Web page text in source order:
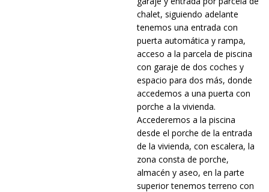
chalet, siguiendo adelante
tenemos una entrada con
puerta automática y rampa,
acceso a la parcela de piscina
con garaje de dos coches y
espacio para dos más, donde
accedemos a una puerta con
porche a la vivienda.
Accederemos a la piscina
desde el porche de la entrada
de la vivienda, con escalera, la
zona consta de porche,
almacén y aseo, en la parte
superior tenemos terreno con